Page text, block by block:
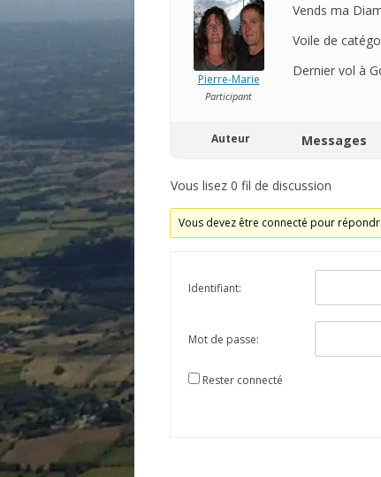
Pierre-Marie
Participant
Vends ma
Voile de
Dernier vol à
Auteur Messages
Vous lisez 0 fil de discussion
Vous devez être connecté pour
Identifiant:
Mot de passe:
Rester connecté